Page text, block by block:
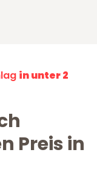
in unter 2
Preis in